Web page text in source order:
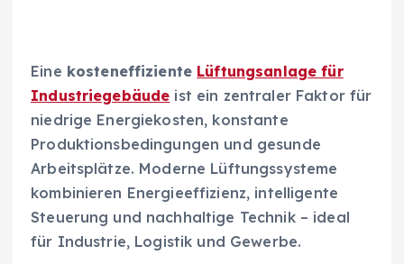
Eine kosteneffiziente Lüftungsanlage für
Industriegebäude ist ein zentraler Faktor für
niedrige Energiekosten, konstante
Produktionsbedingungen und gesunde
Arbeitsplätze. Moderne Lüftungssysteme
kombinieren Energieeffizienz, intelligente
Steuerung und nachhaltige Technik – ideal
für Industrie, Logistik und Gewerbe.